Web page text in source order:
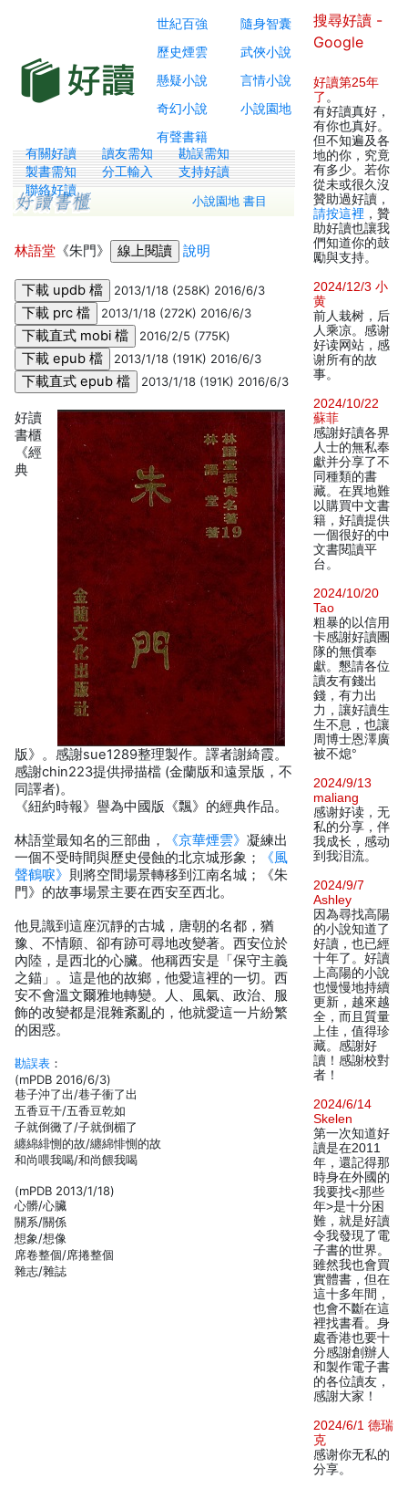
世紀百強
隨身智囊
歷史煙雲
武俠小說
懸疑小說
言情小說
奇幻小說
小說園地
有聲書籍
有關好讀 讀友需知
勘誤需知
製書需知
分工輸入
支持好讀
聯絡好讀
小說園地 書目
林語堂 《朱門》 說明
2013/1/18 (258K) 2016/6/3
2013/1/18 (272K) 2016/6/3
2016/2/5 (775K)
2013/1/18 (191K) 2016/6/3
2013/1/18 (191K) 2016/6/3
好讀
書櫃
《經
典
版》。感謝sue1289整理製作。譯者謝綺霞。
感謝chin223提供掃描檔 (金蘭版和遠景版，不
同譯者)。
《紐約時報》譽為中國版《飄》的經典作品。
林語堂最知名的三部曲， 《京華煙雲》凝練出
一個不受時間與歷史侵蝕的北京城形象；
《風
聲鶴唳》 則將空間場景轉移到江南名城；《朱
門》的故事場景主要在西安至西北。
他見識到這座沉靜的古城，唐朝的名都，猶
豫、不情願、卻有跡可尋地改變著。西安位於
內陸，是西北的心臟。他稱西安是「保守主義
之錨」。這是他的故鄉，他愛這裡的一切。西
安不會溫文爾雅地轉變。人、風氣、政治、服
飾的改變都是混雜紊亂的，他就愛這一片紛繁
的困惑。
勘誤表 ：
(mPDB 2016/6/3)
巷子沖了出/巷子衝了出
五香豆干/五香豆乾如
子就倒黴了/子就倒楣了
纏綿緋惻的故/纏綿悱惻的故
和尚喂我喝/和尚餵我喝
(mPDB 2013/1/18)
心髒/心臟
關系/關係
想象/想像
席卷整個/席捲整個
雜志/雜誌
搜尋好讀 -
Google
好讀第25年
了 。
有好讀真好，
有你也真好。
但不知遍及各
地的你，究竟
有多少。若你
從未或很久沒
贊助過好讀，
請按這裡 ，贊
助好讀也讓我
們知道你的鼓
勵與支持。
2024/12/3 小
黄
前人栽树，后
人乘凉。感谢
好读网站，感
谢所有的故
事。
2024/10/22
蘇菲
感謝好讀各界
人士的無私奉
獻并分享了不
同種類的書
藏。在異地難
以購買中文書
籍，好讀提供
一個很好的中
文書閱讀平
台。
2024/10/20
Tao
粗暴的以信用
卡感謝好讀團
隊的無償奉
獻。懇請各位
讀友有錢出
錢，有力出
力，讓好讀生
生不息，也讓
周博士恩澤廣
被不熄°
2024/9/13
maliang
感谢好读，无
私的分享，伴
我成长，感动
到我泪流。
2024/9/7
Ashley
因為尋找高陽
的小說知道了
好讀，也已經
十年了。好讀
上高陽的小說
也慢慢地持續
更新，越來越
全，而且質量
上佳，值得珍
藏。感謝好
讀！感謝校對
者！
2024/6/14
Skelen
第一次知道好
讀是在2011
年，還記得那
時身在外國的
我要找<那些
年>是十分困
難，就是好讀
令我發現了電
子書的世界。
雖然我也會買
實體書，但在
這十多年間，
也會不斷在這
裡找書看。身
處香港也要十
分感謝創辦人
和製作電子書
的各位讀友，
感謝大家！
2024/6/1 德瑞
克
感谢你无私的
分享。